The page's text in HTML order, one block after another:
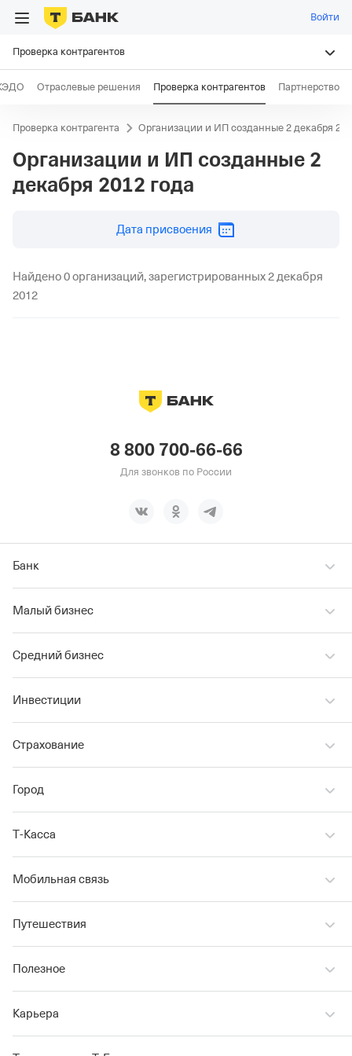
Войти
Проверка контрагентов
Отраслевые решения Проверка контрагентов Партнерство
Проверка контрагента Организации и ИП созданные 2 декабря
Организации и ИП созданные 2
декабря 2012 года
Дата присвоения
Найдено 0 организаций, зарегистрированных 2 декабря
2012
8 800 700-66-66
Для звонков по России
Банк
Малый бизнес
Средний бизнес
Инвестиции
Страхование
Город
Т‑Касса
Мобильная связь
Путешествия
Полезное
Карьера